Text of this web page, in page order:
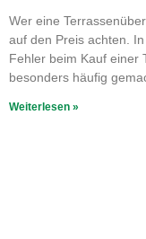
Wer eine
auf den Preis achten.
Fehler beim Kauf einer
besonders häufig
Weiterlesen »